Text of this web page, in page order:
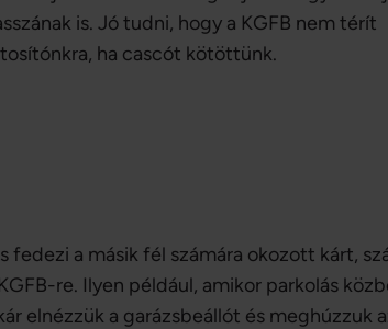
is. Jó tudni, hogy a KGFB nem térít
ha cascót kötöttünk.
a másik fél számára okozott kárt,
re. Ilyen például, amikor parkolás
elnézzük a garázsbeállót és meghúzzuk